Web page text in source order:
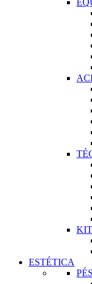
ESTÉTICA
PÉS